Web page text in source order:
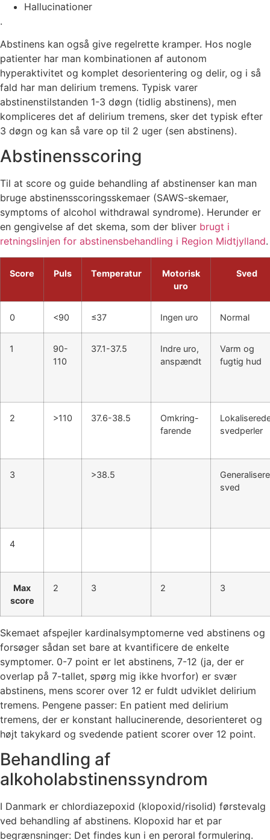
Hallucinationer
.
Abstinens kan også give regelrette kramper. Hos nogle
patienter har man kombinationen af autonom
hyperaktivitet og komplet desorientering og delir, og i så
fald har man delirium tremens. Typisk varer
abstinenstilstanden 1-3 døgn (tidlig abstinens), men
kompliceres det af delirium tremens, sker det typisk efter
3 døgn og kan så vare op til 2 uger (sen abstinens).
Abstinensscoring
Til at score og guide behandling af abstinenser kan man
bruge abstinensscoringsskemaer (SAWS-skemaer,
symptoms of alcohol withdrawal syndrome). Herunder er
en gengivelse af det skema, som der bliver brugt i
retningslinjen for abstinensbehandling i Region Midtjylland.
Score Puls Temperatur
Motorisk
uro
Sved
0 <90 ≤37 Ingen uro Normal
1
90-
110
37.1-37.5
Indre uro,
anspændt
Varm og
fugtig hud
2 >110 37.6-38.5
Omkring-
farende
svedperler
3 >38.5
sved
4
Max
score
2 3 2 3
Skemaet afspejler kardinalsymptomerne ved abstinens og
forsøger sådan set bare at kvantificere de enkelte
symptomer. 0-7 point er let abstinens, 7-12 (ja, der er
overlap på 7-tallet, spørg mig ikke hvorfor) er svær
abstinens, mens scorer over 12 er fuldt udviklet delirium
tremens. Pengene passer: En patient med delirium
tremens, der er konstant hallucinerende, desorienteret og
højt takykard og svedende patient scorer over 12 point.
Behandling af
alkoholabstinenssyndrom
I Danmark er chlordiazepoxid (klopoxid/risolid) førstevalg
ved behandling af abstinens. Klopoxid har et par
begrænsninger: Det findes kun i en peroral formulering.